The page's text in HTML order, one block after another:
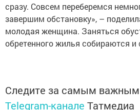
сразу. Совсем переберемся
завершим обстановку», –
молодая женщина. Заняться
обретенного жилья собираются
Следите за самым
Telegram-канале Татмедиа